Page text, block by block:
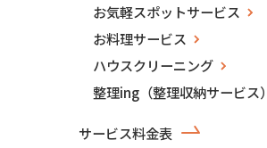
お気軽スポットサービス
お料理サービス
ハウスクリーニング
整理ing（整理収納サービス）
サービス料金表